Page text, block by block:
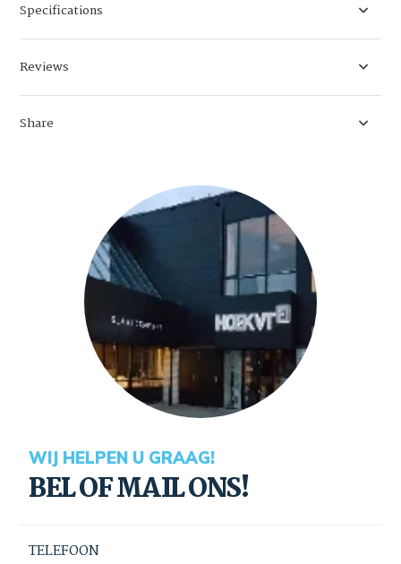
Specifications
Reviews
Share
WIJ HELPEN U GRAAG!
BEL OF MAIL ONS!
TELEFOON